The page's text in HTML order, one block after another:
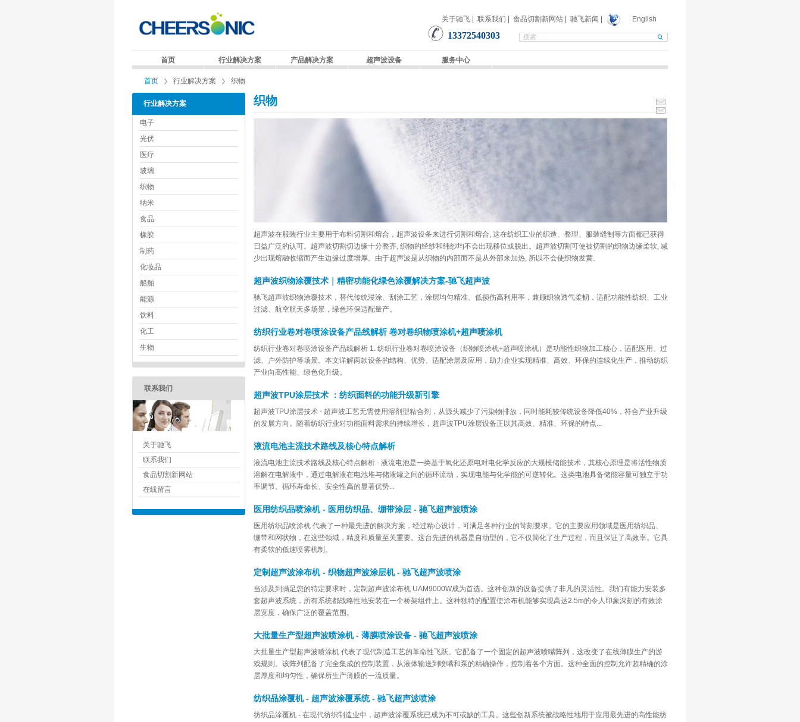
关于驰飞 联系我们 食品切割新网站 驰飞新闻 English
13372540303
首页 行业解决方案 产品解决方案 超声波设备 服务中心
首页 行业解决方案 织物
行业解决方案
电子
光伏
医疗
玻璃
织物
纳米
食品
橡胶
制药
化妆品
船舶
能源
饮料
化工
生物
联系我们
关于驰飞
联系我们
食品切割新网站
在线留言
织物
超声波在服装行业主要用于布料切割和熔合，超声波设备来进行切割和熔合, 这在纺织工业的织造、整理、服装缝制等方面都已获得
日益广泛的认可。超声波切割切边缘十分整齐, 织物的经纱和纬纱均不会出现移位或脱出。超声波切割可使被切割的织物边缘柔软, 减
少出现熔融收缩而产生边缘过度增厚。由于超声波是从织物的内部而不是从外部来加热, 所以不会使织物发黄。
超声波织物涂覆技术｜精密功能化绿色涂覆解决方案-驰飞超声波
驰飞超声波织物涂覆技术，替代传统浸涂、刮涂工艺，涂层均匀精准、低损伤高利用率，兼顾织物透气柔韧，适配功能性纺织、工业
过滤、航空航天多场景，绿色环保适配量产。
纺织行业卷对卷喷涂设备产品线解析 卷对卷织物喷涂机+超声喷涂机
纺织行业卷对卷喷涂设备产品线解析 1. 纺织行业卷对卷喷涂设备（织物喷涂机+超声喷涂机）是功能性织物加工核心，适配医用、过
滤、户外防护等场景。本文详解两款设备的结构、优势、适配涂层及应用，助力企业实现精准、高效、环保的连续化生产，推动纺织
产业向高性能、绿色化升级。
超声波TPU涂层技术 ：纺织面料的功能升级新引擎
超声波TPU涂层技术 - 超声波工艺无需使用溶剂型粘合剂，从源头减少了污染物排放，同时能耗较传统设备降低40%，符合产业升级
的发展方向。随着纺织行业对功能面料需求的持续增长，超声波TPU涂层设备正以其高效、精准、环保的特点...
液流电池主流技术路线及核心特点解析
液流电池主流技术路线及核心特点解析 - 液流电池是一类基于氧化还原电对电化学反应的大规模储能技术，其核心原理是将活性物质
溶解在电解液中，通过电解液在电池堆与储液罐之间的循环流动，实现电能与化学能的可逆转化。这类电池具备储能容量可独立于功
率调节、循环寿命长、安全性高的显著优势...
医用纺织品喷涂机 - 医用纺织品、绷带涂层 - 驰飞超声波喷涂
医用纺织品喷涂机 代表了一种最先进的解决方案，经过精心设计，可满足各种行业的苛刻要求。它的主要应用领域是医用纺织品、
绷带和网状物，在这些领域，精度和质量至关重要。这台先进的机器是自动型的，它不仅简化了生产过程，而且保证了高效率。它具
有柔软的低速喷雾机制。
定制超声波涂布机 - 织物超声波涂层机 - 驰飞超声波喷涂
当涉及到满足您的特定要求时，定制超声波涂布机 UAM9000W成为首选。这种创新的设备提供了非凡的灵活性。我们有能力安装多
套超声波系统，所有系统都战略性地安装在一个桥架组件上。这种独特的配置使涂布机能够实现高达2.5m的令人印象深刻的有效涂
层宽度，确保广泛的覆盖范围。
大批量生产型超声波喷涂机 - 薄膜喷涂设备 - 驰飞超声波喷涂
大批量生产型超声波喷涂机 代表了现代制造工艺的革命性飞跃。它配备了一个固定的超声波喷嘴阵列，这改变了在线薄膜生产的游
戏规则。该阵列配备了完全集成的控制装置，从液体输送到喷嘴和泵的精确操作，控制着各个方面。这种全面的控制允许超精确的涂
层厚度和均匀性，确保所生产薄膜的一流质量。
纺织品涂覆机 - 超声波涂覆系统 - 驰飞超声波喷涂
纺织品涂覆机 - 在现代纺织制造业中，超声波涂覆系统已成为不可或缺的工具。这些创新系统被战略性地用于应用最先进的高性能纺